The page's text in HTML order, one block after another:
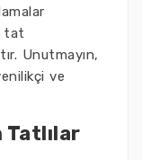
tat
Unutmayın,
ve
Tatlılar